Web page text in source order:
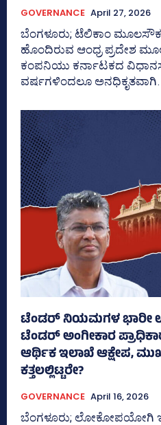
GOVERNANCE April 27, 2026
ಬೆಂಗಳೂರು; ಟೆಲಿಕಾಂ
ಹೊಂದಿರುವ ಆಂಧ್ರ ಪ್ರದೇಶ
ಕಂಪನಿಯು ಕರ್ನಾಟಕದ
ವರ್ಷಗಳಿಂದಲೂ
ಟೆಂಡರ್ ನಿಯಮಗಳ ಭಾರೀ
ಟೆಂಡರ್ ಅಂಗೀಕಾರ
ಆರ್ಥಿಕ ಇಲಾಖೆ ಆಕ್ಷೇಪ,
ಕತ್ತಲಲ್ಲಿಟ್ಟರೇ?
GOVERNANCE April 16, 2026
ಬೆಂಗಳೂರು; ಲೋಕೋಪಯೋಗಿ